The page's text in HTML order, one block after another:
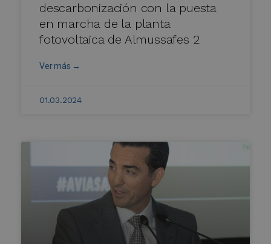
descarbonización con la puesta
en marcha de la planta
fotovoltaica de Almussafes 2
Ver más →
01.03.2024